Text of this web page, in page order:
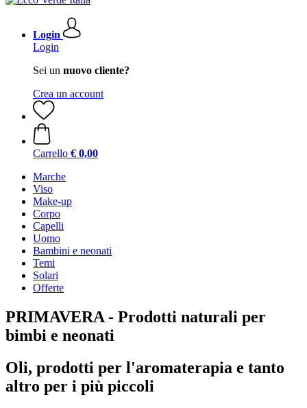
Login
Login
Sei un nuovo cliente?
Crea un account
Carrello € 0,00
Marche
Viso
Make-up
Corpo
Capelli
Uomo
Bambini e neonati
Temi
Solari
Offerte
PRIMAVERA - Prodotti naturali per
bimbi e neonati
Oli, prodotti per l'aromaterapia e tanto
altro per i più piccoli